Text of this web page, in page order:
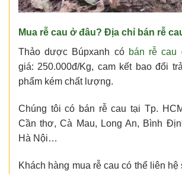
Mua rễ cau ở đâu? Địa chỉ bán rễ
Thảo dược Búpxanh có bán rễ cau
giá: 250.000đ/Kg, cam kết bao đổi
phẩm kém chất lượng.
Chúng tôi có bán rễ cau tại Tp.
Cần thơ, Cà Mau, Long An, Bình
Hà Nội…
Khách hàng mua rễ cau có thể liên